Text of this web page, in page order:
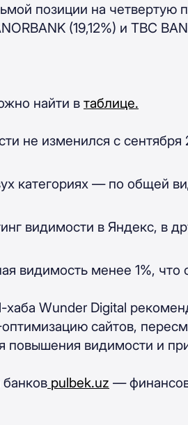
позиции на четвертую
(19,12%) и TBC
найти в таблице.
не изменился с
категориях — по общей
видимости в Яндекс, в
видимость менее 1%, что
хаба Wunder Digital
сайтов,
повышения видимости и
pulbek.uz —